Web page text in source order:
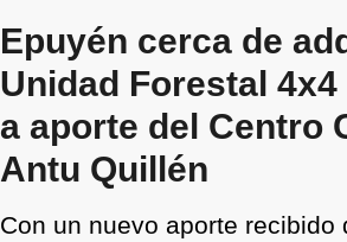
Epuyén cerca de
Unidad Forestal
a aporte del Centro
Antu Quillén
Con un nuevo aporte recibido